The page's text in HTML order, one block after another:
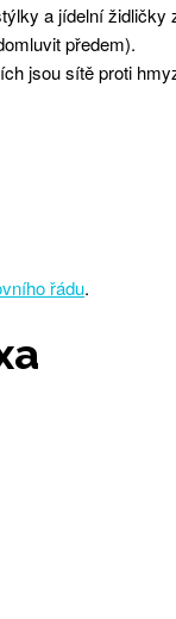
a jídelní židličky
předem).
jsou sítě proti
řádu.